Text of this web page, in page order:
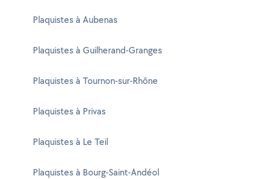
Plaquistes à Aubenas
Plaquistes à Guilherand-Granges
Plaquistes à Tournon-sur-Rhône
Plaquistes à Privas
Plaquistes à Le Teil
Plaquistes à Bourg-Saint-Andéol